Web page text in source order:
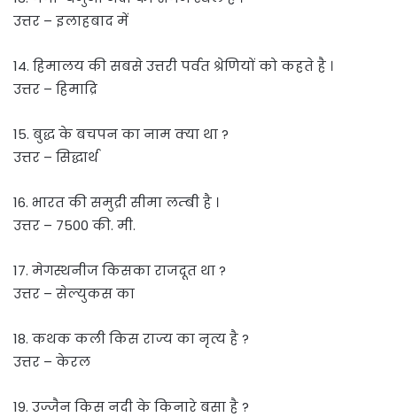
उत्तर – इलाहबाद में
14. हिमालय की सबसे उत्तरी पर्वत श्रेणियों को कहते है ।
उत्तर – हिमाद्रि
15. बुद्ध के बचपन का नाम क्या था ?
उत्तर – सिद्धार्थ
16. भारत की समुद्री सीमा लम्बी है ।
उत्तर – 7500 की. मी.
17. मेगस्थनीज किसका राजदूत था ?
उत्तर – सेल्युकस का
18. कथक कली किस राज्य का नृत्य है ?
उत्तर – केरल
19. उज्जैन किस नदी के किनारे बसा है ?